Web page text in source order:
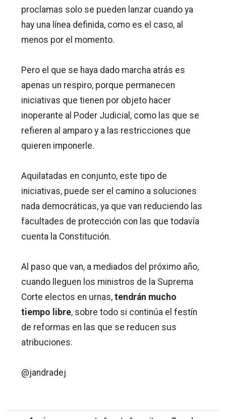
proclamas solo se pueden lanzar cuando ya
hay una línea definida, como es el caso, al
menos por el momento.
Pero el que se haya dado marcha atrás es
apenas un respiro, porque permanecen
iniciativas que tienen por objeto hacer
inoperante al Poder Judicial, como las que se
refieren al amparo y a las restricciones que
quieren imponerle.
Aquilatadas en conjunto, este tipo de
iniciativas, puede ser el camino a soluciones
nada democráticas, ya que van reduciendo las
facultades de protección con las que todavía
cuenta la Constitución.
Al paso que van, a mediados del próximo año,
cuando lleguen los ministros de la Suprema
Corte electos en urnas, tendrán mucho
tiempo libre, sobre todo si continúa el festín
de reformas en las que se reducen sus
atribuciones.
@jandradej